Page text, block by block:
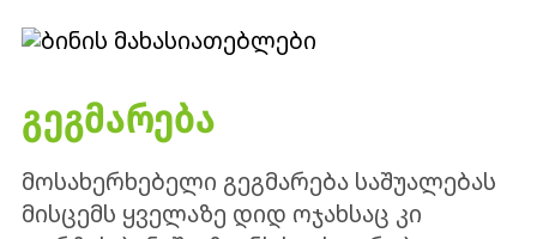
ᲒᲔᲒᲛᲐᲠᲔᲑᲐ
მოსახერხებელი გეგმარება საშუალებას
მისცემს ყველაზე დიდ ოჯახსაც კი